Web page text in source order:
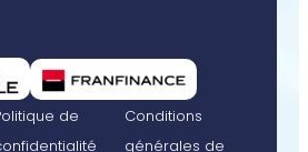
de
Conditions
générales de